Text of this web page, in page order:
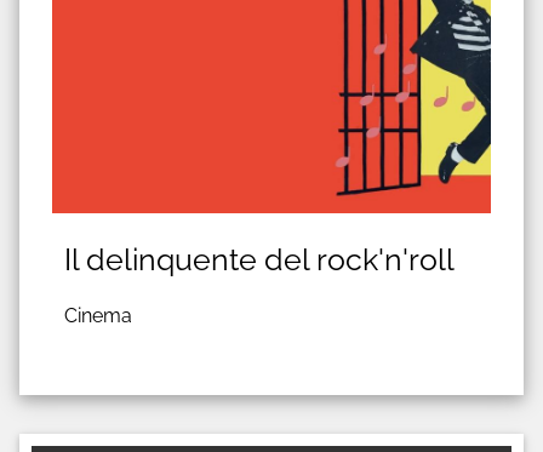
Il delinquente del rock'n'roll
Cinema